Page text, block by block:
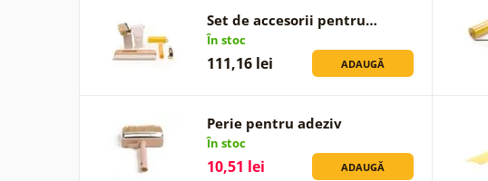
Set de accesorii pentru…
În stoc
111,16 lei ADAUGĂ
Perie pentru adeziv
În stoc
10,51 lei ADAUGĂ